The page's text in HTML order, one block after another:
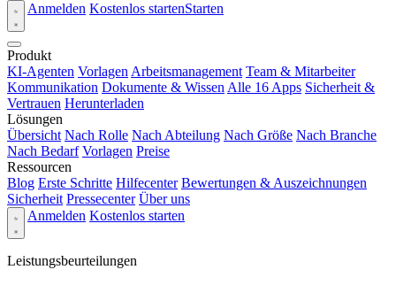
Anmelden Kostenlos startenStarten
Produkt
KI-Agenten Vorlagen Arbeitsmanagement Team & Mitarbeiter
Kommunikation Dokumente & Wissen Alle 16 Apps Sicherheit &
Vertrauen Herunterladen
Lösungen
Übersicht Nach Rolle Nach Abteilung Nach Größe Nach Branche
Nach Bedarf Vorlagen Preise
Ressourcen
Blog Erste Schritte Hilfecenter Bewertungen & Auszeichnungen
Sicherheit Pressecenter Über uns
Anmelden Kostenlos starten
Leistungsbeurteilungen